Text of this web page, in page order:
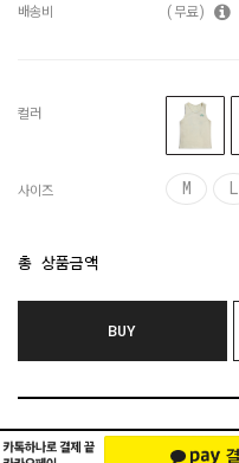
배송비 (무료)
컬러
사이즈 M L
총 상품금액
BUY